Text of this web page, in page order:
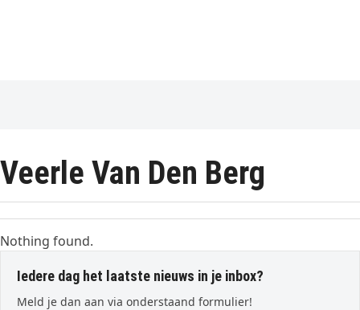
Veerle Van Den Berg
Nothing found.
Iedere dag het laatste nieuws in je inbox?
Meld je dan aan via onderstaand formulier!